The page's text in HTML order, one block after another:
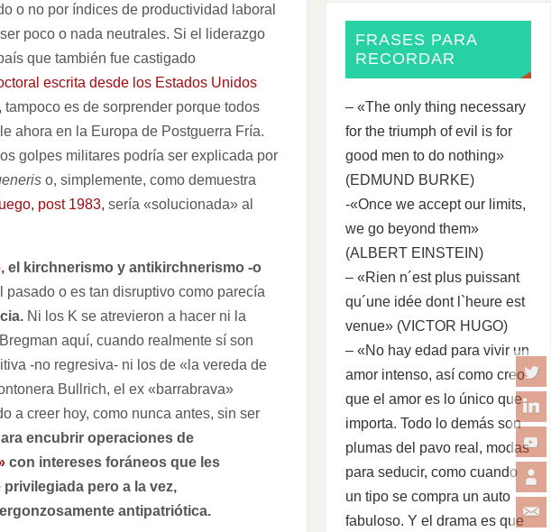
o no por índices de productividad laboral
poco o nada neutrales. Si el liderazgo
que también fue castigado
escrita desde los Estados Unidos
tampoco es de sorprender porque todos
ahora en la Europa de Postguerra Fría.
golpes militares podría ser explicada por
o, simplemente, como demuestra
post 1983, sería «solucionada» al
, el kirchnerismo y antikirchnerismo -o
o es tan disruptivo como parecía
Ni los K se atrevieron a hacer ni la
aquí, cuando realmente sí son
-no regresiva- ni los de «la vereda de
Bullrich, el ex «barrabrava»
a creer hoy, como nunca antes, sin ser
encubrir operaciones de
con intereses foráneos que les
pero a la vez,
antipatriótica.
FRASES PARA
RECORDAR
– «The only thing necessary
for the triumph of evil is for
good men to do nothing»
(EDMUND BURKE)
-«Once we accept our limits,
we go beyond them»
(ALBERT EINSTEIN)
– «Rien n´est plus puissant
qu´une idée dont l`heure est
venue» (VICTOR HUGO)
– «No hay edad para vivir un
amor intenso, así como creo
que el amor es lo único que
importa. Todo lo demás son
plumas del pavo real, modas
para seducir, como cuando
un tipo se compra un auto
fabuloso. Y el drama es que